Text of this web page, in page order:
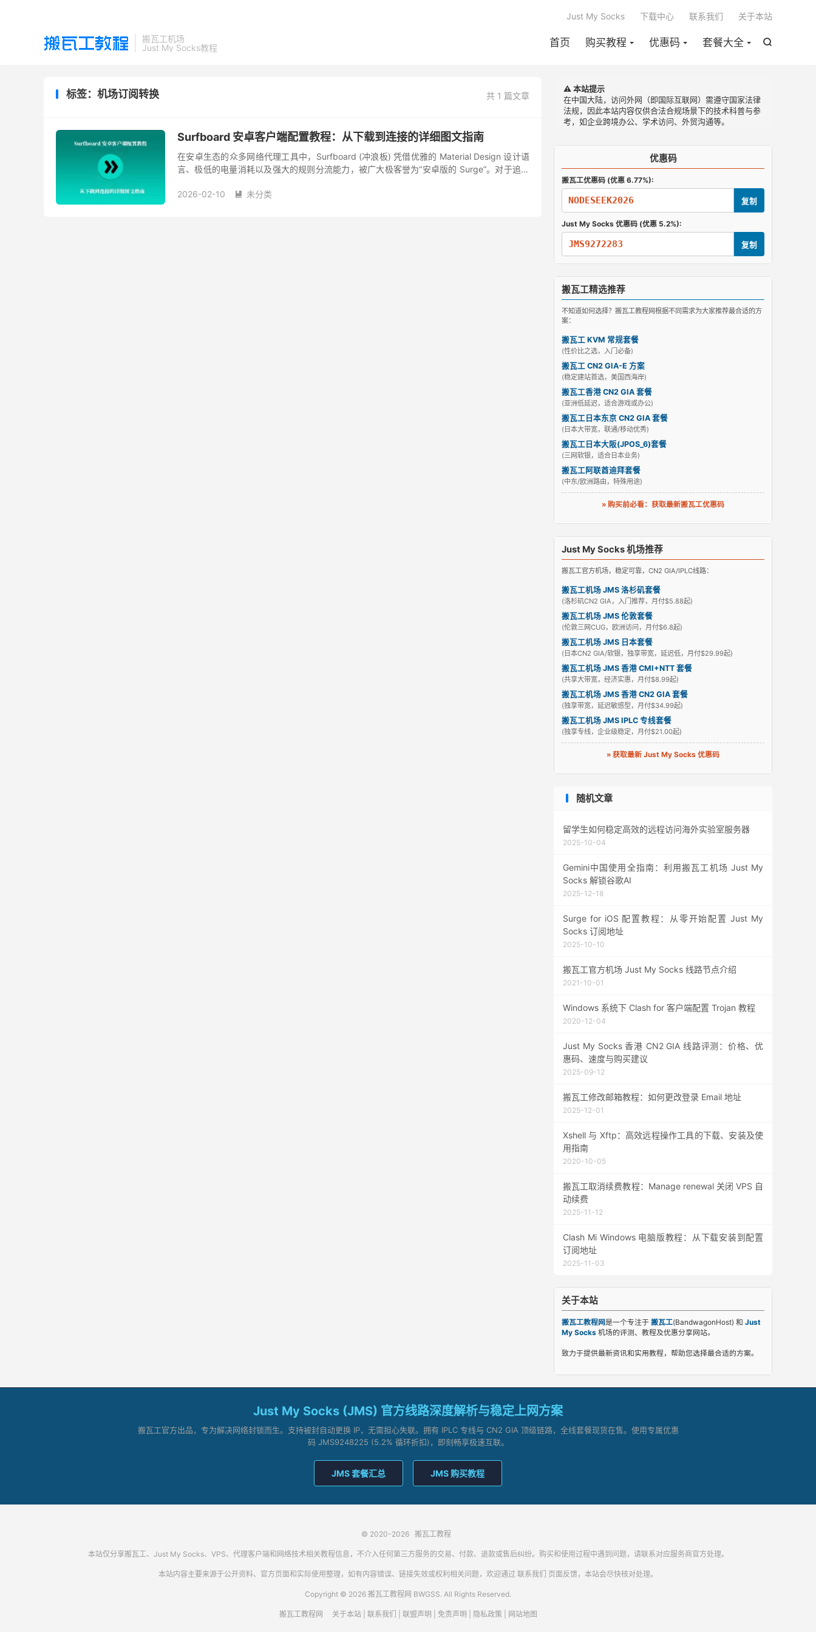
搬瓦工机场
Just My Socks教程

首页 购买教程 优惠码 套餐大全
Just My Socks 下载中心 联系我们 关于本站
共 1 篇文章
标签：机场订阅转换
Surfboard 安卓客户端配置教程：从下载到连接的详细图文指南
在安卓生态的众多网络代理工具中，Surfboard (冲浪板) 凭借优雅的 Material Design 设计语
言、极低的电量消耗以及强大的规则分流能力，被广大极客誉为“安卓版的 Surge”。对于追求
2026-02-10
 未分类
⚠️ 本站提示
在中国大陆，访问外网（即国际互联网）需遵守国家法律
法规，因此本站内容仅供合法合规场景下的技术科普与参
考，如企业跨境办公、学术访问、外贸沟通等。
优惠码
搬瓦工优惠码 (优惠 6.77%):
NODESEEK2026 复制
Just My Socks 优惠码 (优惠 5.2%):
JMS9272283 复制
搬瓦工精选推荐
不知道如何选择？搬瓦工教程网根据不同需求为大家推荐最合适的方
案：
搬瓦工 KVM 常规套餐
(性价比之选，入门必备)
搬瓦工 CN2 GIA-E 方案
(稳定建站首选，美国西海岸)
搬瓦工香港 CN2 GIA 套餐
(亚洲低延迟，适合游戏或办公)
搬瓦工日本东京 CN2 GIA 套餐
(日本大带宽，联通/移动优秀)
搬瓦工日本大阪(JPOS_6)套餐
(三网软银，适合日本业务)
搬瓦工阿联酋迪拜套餐
(中东/欧洲路由，特殊用途)
» 购买前必看：获取最新搬瓦工优惠码
Just My Socks 机场推荐
搬瓦工官方机场，稳定可靠，CN2 GIA/IPLC线路：
搬瓦工机场 JMS 洛杉矶套餐
(洛杉矶CN2 GIA，入门推荐，月付$5.88起)
搬瓦工机场 JMS 伦敦套餐
(伦敦三网CUG，欧洲访问，月付$6.8起)
搬瓦工机场 JMS 日本套餐
(日本CN2 GIA/软银，独享带宽，延迟低，月付$29.99起)
搬瓦工机场 JMS 香港 CMI+NTT 套餐
(共享大带宽，经济实惠，月付$8.99起)
搬瓦工机场 JMS 香港 CN2 GIA 套餐
(独享带宽，延迟敏感型，月付$34.99起)
搬瓦工机场 JMS IPLC 专线套餐
(独享专线，企业级稳定，月付$21.00起)
» 获取最新 Just My Socks 优惠码
随机文章
留学生如何稳定高效的远程访问海外实验室服务器
2025-10-04
Gemini中国使用全指南：利用搬瓦工机场 Just My
Socks 解锁谷歌AI
2025-12-18
Surge for iOS 配置教程：从零开始配置 Just My
Socks 订阅地址
2025-10-10
搬瓦工官方机场 Just My Socks 线路节点介绍
2021-10-01
Windows 系统下 Clash for 客户端配置 Trojan 教程
2020-12-04
Just My Socks 香港 CN2 GIA 线路评测：价格、优
惠码、速度与购买建议
2025-09-12
搬瓦工修改邮箱教程：如何更改登录 Email 地址
2025-12-01
Xshell 与 Xftp：高效远程操作工具的下载、安装及使
用指南
2020-10-05
搬瓦工取消续费教程：Manage renewal 关闭 VPS 自
动续费
2025-11-12
Clash Mi Windows 电脑版教程：从下载安装到配置
订阅地址
2025-11-03
关于本站
搬瓦工教程网是一个专注于 搬瓦工(BandwagonHost) 和 Just
My Socks 机场的评测、教程及优惠分享网站。
致力于提供最新资讯和实用教程，帮助您选择最合适的方案。
Just My Socks (JMS) 官方线路深度解析与稳定上网方案
搬瓦工官方出品，专为解决网络封锁而生。支持被封自动更换 IP，无需担心失联。拥有 IPLC 专线与 CN2 GIA 顶级链路，全线套餐现货在售。使用专属优惠
码 JMS9248225 (5.2% 循环折扣)，即刻畅享极速互联。
JMS 套餐汇总 JMS 购买教程
© 2020-2026 搬瓦工教程
本站仅分享搬瓦工、Just My Socks、VPS、代理客户端和网络技术相关教程信息，不介入任何第三方服务的交易、付款、退款或售后纠纷。购买和使用过程中遇到问题，请联系对应服务商官方处理。
本站内容主要来源于公开资料、官方页面和实际使用整理，如有内容错误、链接失效或权利相关问题，欢迎通过 联系我们 页面反馈，本站会尽快核对处理。
Copyright © 2026 搬瓦工教程网 BWGSS. All Rights Reserved.
搬瓦工教程网 关于本站| 联系我们 联盟声明 免责声明 隐私政策 网站地图